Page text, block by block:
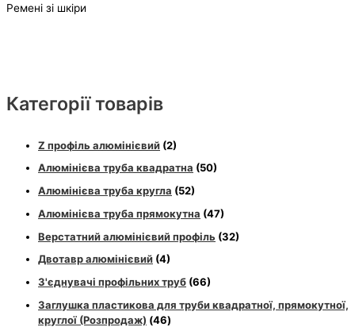
Категорії товарів
Z профіль алюмінієвий (2)
Алюмінієва труба квадратна (50)
Алюмінієва труба кругла (52)
Алюмінієва труба прямокутна (47)
Верстатний алюмінієвий профіль (32)
Двотавр алюмінієвий (4)
З'єднувачі профільних труб (66)
Заглушка пластикова для труби квадратної, прямокутної,
круглої (Розпродаж) (46)
Ремені зі шкіри